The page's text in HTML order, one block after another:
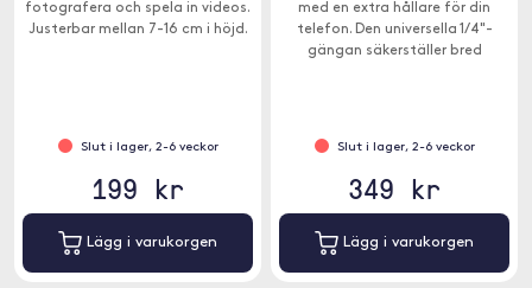
fotografera och spela in videos.
Justerbar mellan 7-16 cm i höjd.
Slut i lager, 2-6 veckor
199 kr
Lägg i varukorgen
med en extra hållare för din
telefon. Den universella 1/4"-
gängan säkerställer bred
Slut i lager, 2-6 veckor
349 kr
Lägg i varukorgen